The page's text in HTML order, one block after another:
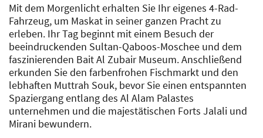
Mit dem Morgenlicht erhalten Sie Ihr eigenes 4-Rad-
Fahrzeug, um Maskat in seiner ganzen Pracht zu
erleben. Ihr Tag beginnt mit einem Besuch der
beeindruckenden Sultan-Qaboos-Moschee und dem
faszinierenden Bait Al Zubair Museum. Anschließend
erkunden Sie den farbenfrohen Fischmarkt und den
lebhaften Muttrah Souk, bevor Sie einen entspannten
Spaziergang entlang des Al Alam Palastes
unternehmen und die majestätischen Forts Jalali und
Mirani bewundern.